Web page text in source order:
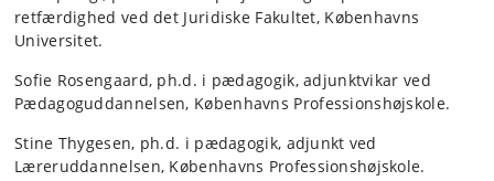
retfærdighed ved det Juridiske Fakultet, Københavns
Universitet.
Sofie Rosengaard, ph.d. i pædagogik, adjunktvikar ved
Pædagoguddannelsen, Københavns Professionshøjskole.
Stine Thygesen, ph.d. i pædagogik, adjunkt ved
Læreruddannelsen, Københavns Professionshøjskole.